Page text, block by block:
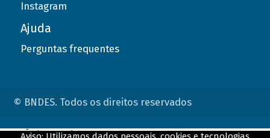
Instagram
Ajuda
Perguntas frequentes
© BNDES. Todos os direitos reservados
ConteÃºdo complementar